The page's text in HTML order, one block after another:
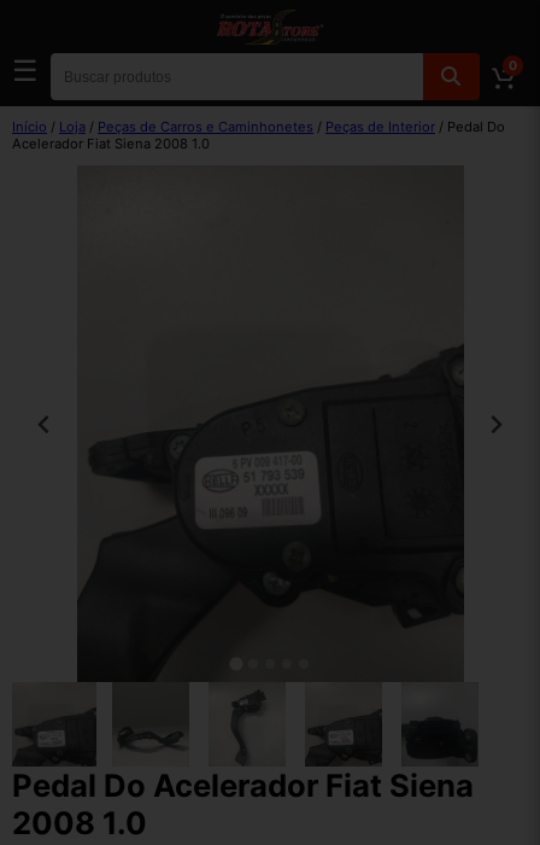
☰ 0
Início / Loja / Peças de Carros e Caminhonetes / Peças de Interior / Pedal Do
Acelerador Fiat Siena 2008 1.0
Pedal Do Acelerador Fiat Siena
2008 1.0